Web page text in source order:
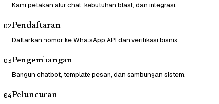
Kami petakan alur chat, kebutuhan blast, dan integrasi.
02Pendaftaran
Daftarkan nomor ke WhatsApp API dan verifikasi bisnis.
03Pengembangan
Bangun chatbot, template pesan, dan sambungan sistem.
04Peluncuran